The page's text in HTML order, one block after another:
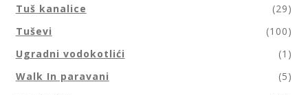
Tuš kanalice
(29)
Tuševi
(100)
Ugradni vodokotlići
(1)
Walk In paravani
(5)